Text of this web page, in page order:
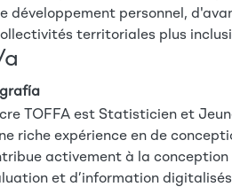
développement personnel,
territoriales plus
TOFFA est Statisticien et
riche expérience en de
activement à la
et d’information